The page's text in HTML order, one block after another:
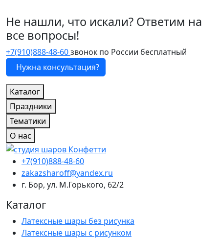
Не нашли, что искали? Ответим на
все вопросы!
+7(910)888-48-60звонок по России бесплатный
Нужна консультация?
Каталог
Праздники
Тематики
О нас
+7(910)888-48-60
zakazsharoff@yandex.ru
г. Бор, ул. М.Горького, 62/2
Каталог
Латексные шары без рисунка
Латексные шары с рисунком